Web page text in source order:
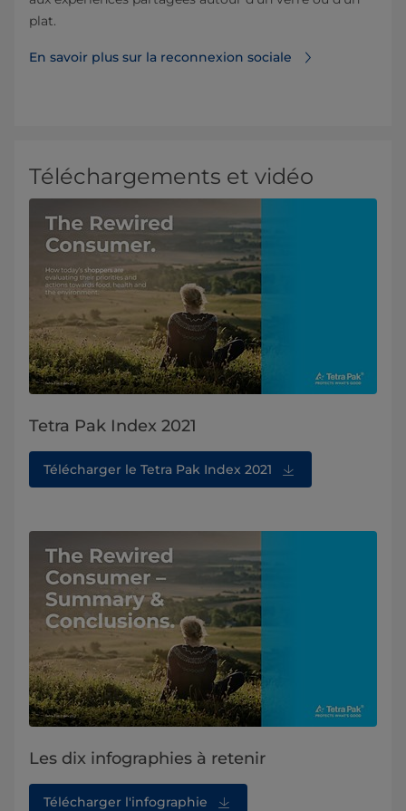
plat.
En savoir plus sur la reconnexion sociale
Téléchargements et vidéo
Tetra Pak Index 2021
Télécharger le Tetra Pak Index 2021
Les dix infographies à retenir
Télécharger l'infographie